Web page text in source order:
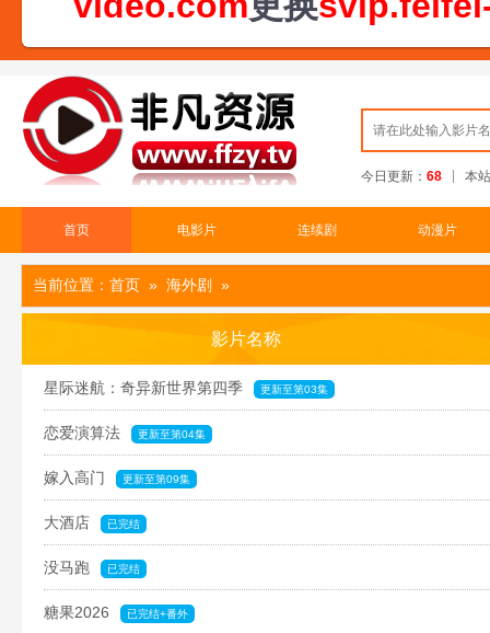
今日更新： 68 本
首页 电影片 连续剧 动漫片
当前位置： 首页 » 海外剧 »
影片名称
星际迷航：奇异新世界第四季 更新至第03集
恋爱演算法 更新至第04集
嫁入高门 更新至第09集
大酒店 已完结
没马跑 已完结
糖果2026 已完结+番外